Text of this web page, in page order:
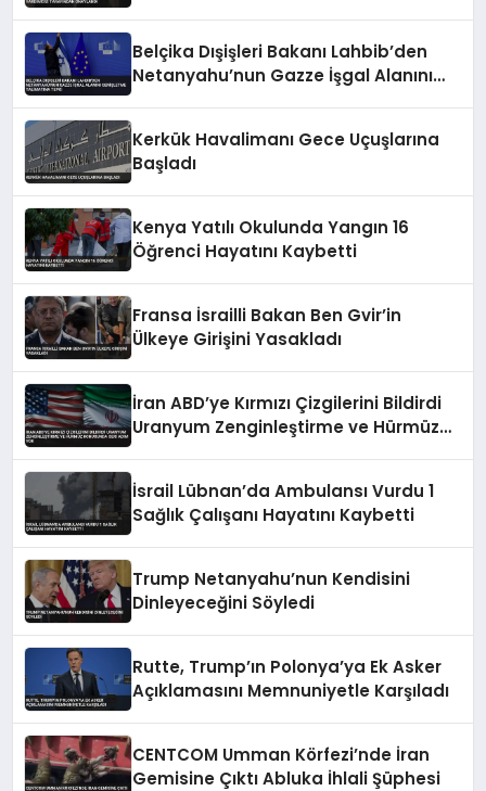
Belçika Dışişleri Bakanı Lahbib’den
Netanyahu’nun Gazze İşgal Alanını
Kerkük Havalimanı Gece Uçuşlarına
Başladı
Kenya Yatılı Okulunda Yangın 16
Öğrenci Hayatını Kaybetti
Fransa İsrailli Bakan Ben Gvir’in
Ülkeye Girişini Yasakladı
İran ABD’ye Kırmızı Çizgilerini Bildirdi
Uranyum Zenginleştirme ve Hürmüz
İsrail Lübnan’da Ambulansı Vurdu 1
Sağlık Çalışanı Hayatını Kaybetti
Trump Netanyahu’nun Kendisini
Dinleyeceğini Söyledi
Rutte, Trump’ın Polonya’ya Ek Asker
Açıklamasını Memnuniyetle Karşıladı
CENTCOM Umman Körfezi’nde İran
Gemisine Çıktı Abluka İhlali Şüphesi